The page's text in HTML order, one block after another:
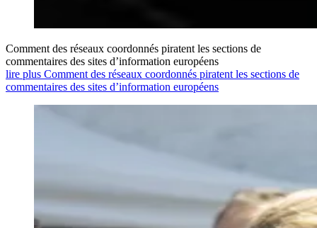
Comment des réseaux coordonnés piratent les sections de
commentaires des sites d’information européens
lire plus Comment des réseaux coordonnés piratent les sections de
commentaires des sites d’information européens